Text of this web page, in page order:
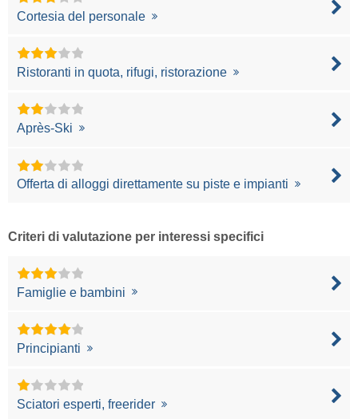
Cortesia del personale
Ristoranti in quota, rifugi, ristorazione
Après-Ski
Offerta di alloggi direttamente su piste e impianti
Criteri di valutazione per interessi specifici
Famiglie e bambini
Principianti
Sciatori esperti, freerider